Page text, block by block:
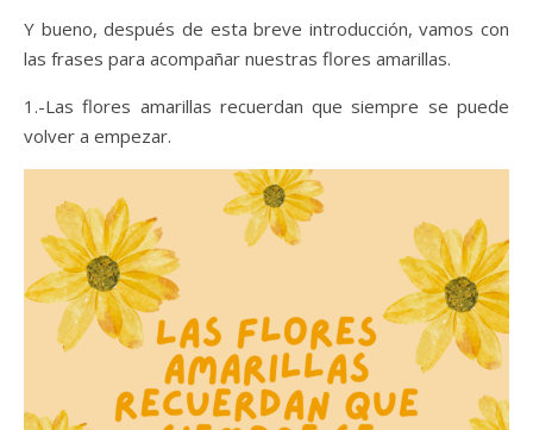
Y bueno, después de esta breve introducción, vamos con
las frases para acompañar nuestras flores amarillas.
1.-Las flores amarillas recuerdan que siempre se puede
volver a empezar.